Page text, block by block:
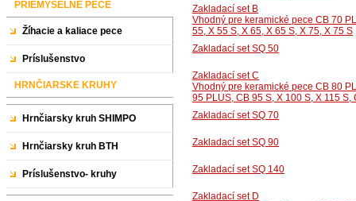
PRIEMYSELNÉ PECE
Žíhacie a kaliace pece
Príslušenstvo
HRNČIARSKE KRUHY
Hrnčiarsky kruh SHIMPO
Hrnčiarsky kruh BTH
Príslušenstvo- kruhy
Zakladací set B
Vhodný pre keramické pece CB 70
55, X 55 S, X 65, X 65 S, X 75, X 75 S
Zakladací set SQ 50
Zakladací set C
Vhodný pre keramické pece CB 80
95 PLUS, CB 95 S, X 100 S, X 115 S,
Zakladací set SQ 70
Zakladací set SQ 90
Zakladací set SQ 140
Zakladací set D